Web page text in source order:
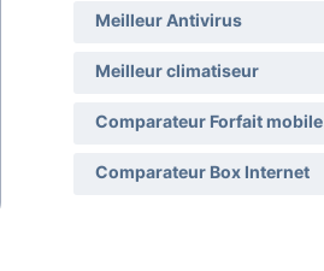
Meilleur Antivirus
Meilleur climatiseur
Comparateur Forfait mobile
Comparateur Box Internet